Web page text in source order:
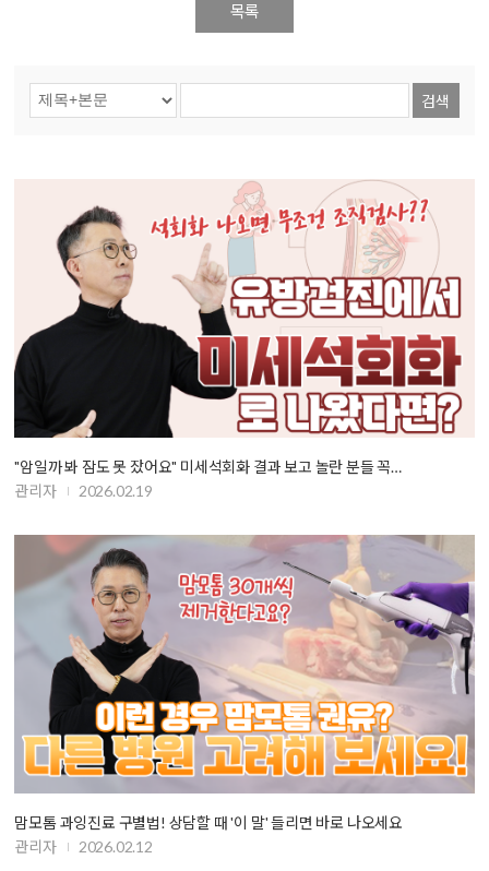
목록
검색
"암일까 봐 잠도 못 잤어요" 미세석회화 결과 보고 놀란 분들 꼭…
관리자
2026.02.19
맘모톰 과잉진료 구별법! 상담할 때 '이 말' 들리면 바로 나오세요
관리자
2026.02.12